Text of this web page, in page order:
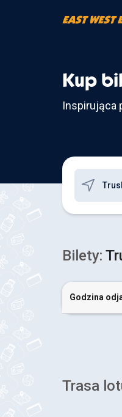
Kup
Inspirująca
Bilety:
Godzina
Trasa